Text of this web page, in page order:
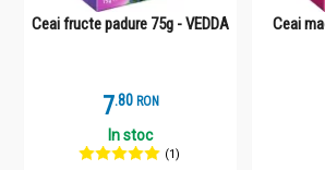
Ceai fructe padure 75g - VEDDA
7.8 RON
In stoc
(1)
Ceai